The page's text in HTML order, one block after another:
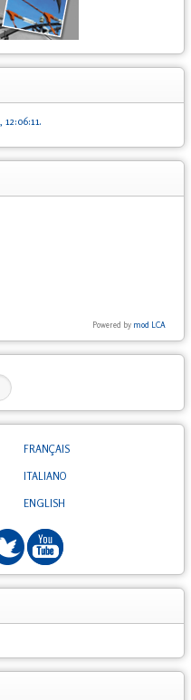
Powered by mod LCA
FRANÇAIS
ITALIANO
ENGLISH